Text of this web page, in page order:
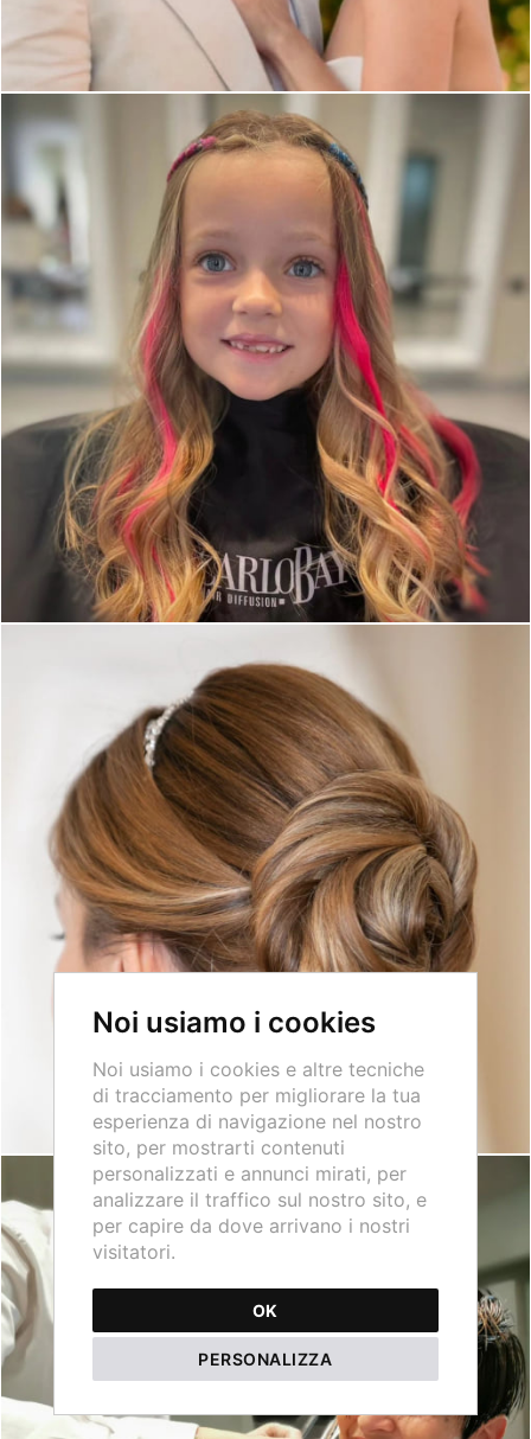
Noi usiamo i cookies
Noi usiamo i cookies e altre tecniche
di tracciamento per migliorare la tua
esperienza di navigazione nel nostro
sito, per mostrarti contenuti
personalizzati e annunci mirati, per
analizzare il traffico sul nostro sito, e
per capire da dove arrivano i nostri
visitatori.
OK
PERSONALIZZA